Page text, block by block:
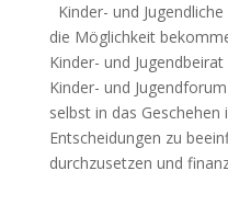
Kinder- und
die Möglichkeit
Kinder- und
Kinder- und
selbst in das
Entscheidungen zu
durchzusetzen und